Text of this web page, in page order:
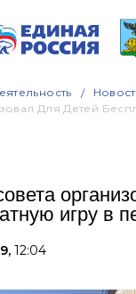
Для Детей
игру в
12:04